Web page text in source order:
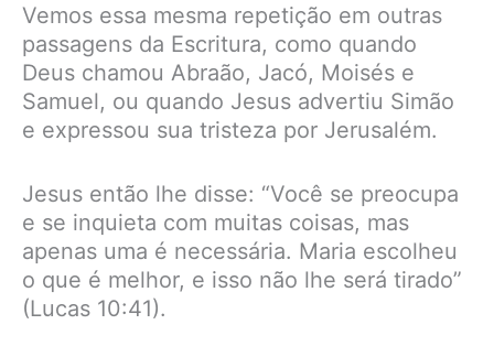
Vemos essa mesma repetição em outras
passagens da Escritura, como quando
Deus chamou Abraão, Jacó, Moisés e
Samuel, ou quando Jesus advertiu Simão
e expressou sua tristeza por Jerusalém.
Jesus então lhe disse: “Você se preocupa
e se inquieta com muitas coisas, mas
apenas uma é necessária. Maria escolheu
o que é melhor, e isso não lhe será tirado”
(Lucas 10:41).